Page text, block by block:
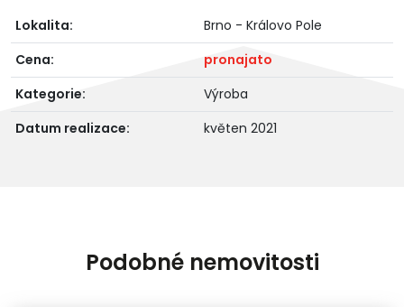
Lokalita:
Brno - Královo Pole
Cena:
pronajato
Kategorie:
Výroba
Datum realizace:
květen 2021
Podobné nemovitosti